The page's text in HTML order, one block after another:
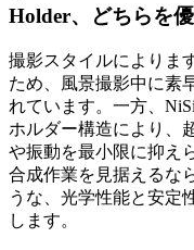
Holder、どちらを
撮影スタイルによりま
ため、風景撮影中に素
れています。一方、
ホルダー構造により、
や振動を最小限に抑え
合成作業を見据えるな
うな、光学性能と安定
します。